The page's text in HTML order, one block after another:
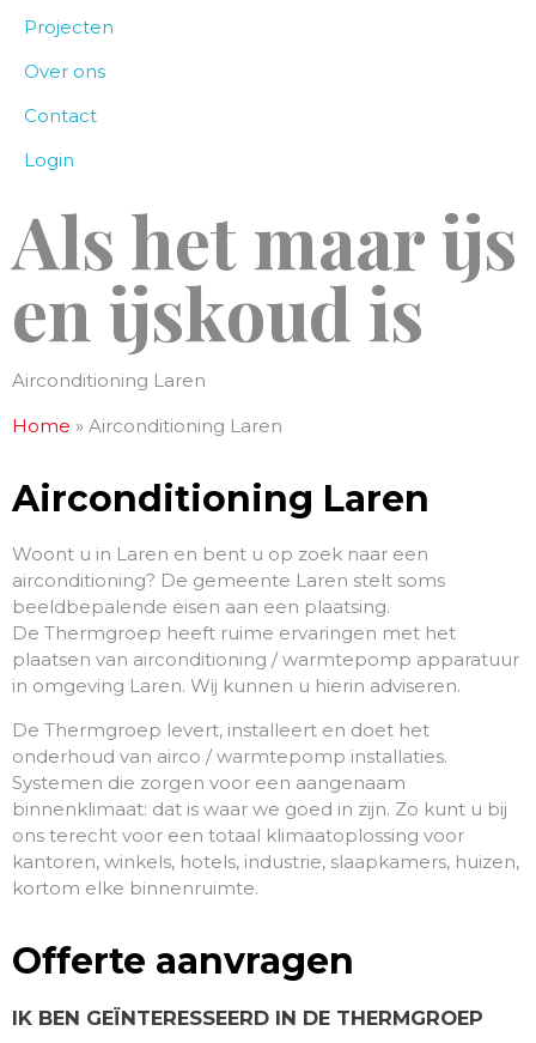
Projecten
Over ons
Contact
Login
Als het maar ijs
en ijskoud is
Airconditioning Laren
Home » Airconditioning Laren
Airconditioning Laren
Woont u in Laren en bent u op zoek naar een
airconditioning? De gemeente Laren stelt soms
beeldbepalende eisen aan een plaatsing.
De Thermgroep heeft ruime ervaringen met het
plaatsen van airconditioning / warmtepomp apparatuur
in omgeving Laren. Wij kunnen u hierin adviseren.
De Thermgroep levert, installeert en doet het
onderhoud van airco / warmtepomp installaties.
Systemen die zorgen voor een aangenaam
binnenklimaat: dat is waar we goed in zijn. Zo kunt u bij
ons terecht voor een totaal klimaatoplossing voor
kantoren, winkels, hotels, industrie, slaapkamers, huizen,
kortom elke binnenruimte.
Offerte aanvragen
IK BEN GEÏNTERESSEERD IN DE THERMGROEP